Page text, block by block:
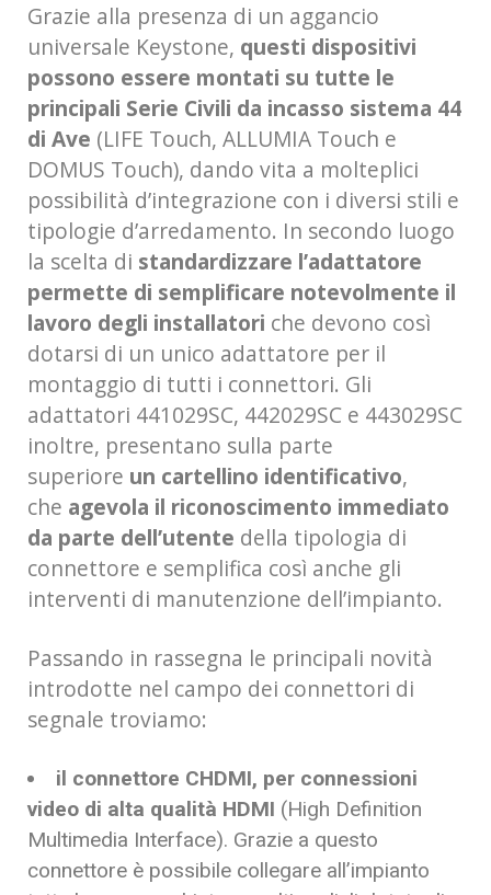
Grazie alla presenza di un aggancio
universale Keystone, questi dispositivi
possono essere montati su tutte le
principali Serie Civili da incasso sistema 44
di Ave (LIFE Touch, ALLUMIA Touch e
DOMUS Touch), dando vita a molteplici
possibilità d’integrazione con i diversi stili e
tipologie d’arredamento. In secondo luogo
la scelta di standardizzare l’adattatore
permette di semplificare notevolmente il
lavoro degli installatori che devono così
dotarsi di un unico adattatore per il
montaggio di tutti i connettori. Gli
adattatori 441029SC, 442029SC e 443029SC
inoltre, presentano sulla parte
superiore un cartellino identificativo,
che agevola il riconoscimento immediato
da parte dell’utente della tipologia di
connettore e semplifica così anche gli
interventi di manutenzione dell’impianto.
Passando in rassegna le principali novità
introdotte nel campo dei connettori di
segnale troviamo:
il connettore CHDMI, per connessioni
video di alta qualità HDMI (High Definition
Multimedia Interface). Grazie a questo
connettore è possibile collegare all’impianto